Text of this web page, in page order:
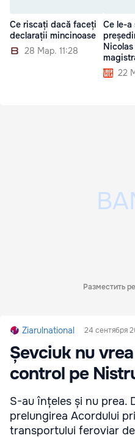
Ce riscați dacă faceți
declarații mincinoase
28 Мар. 11:28
Ce le-a
22
Разместить
Ziarulnational 24 сентября
Șevciuk nu
control pe
S-au înțeles și nu prea.
prelungirea Acordului
transportului feroviar